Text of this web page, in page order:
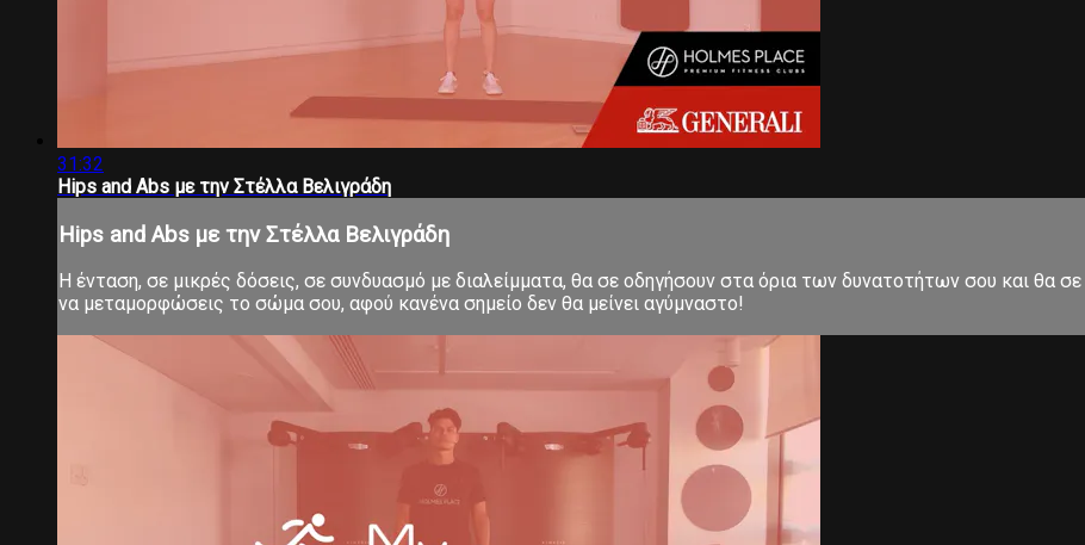
31:32
Hips and Abs με την Στέλλα Βελιγράδη
Hips and Abs με την Στέλλα Βελιγράδη
Η ένταση, σε μικρές δόσεις, σε συνδυασμό με διαλείμματα, θα σε οδηγήσουν στα όρια των δυνατοτήτων σου και θα
να μεταμορφώσεις το σώμα σου, αφού κανένα σημείο δεν θα μείνει αγύμναστο!